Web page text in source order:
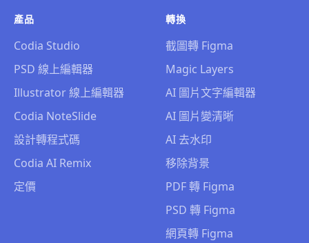
產品
Codia Studio
PSD 線上編輯器
Illustrator 線上編輯器
Codia NoteSlide
設計轉程式碼
Codia AI Remix
定價
轉換
截圖轉 Figma
Magic Layers
AI 圖片文字編輯器
AI 圖片變清晰
AI 去水印
移除背景
PDF 轉 Figma
PSD 轉 Figma
網頁轉 Figma